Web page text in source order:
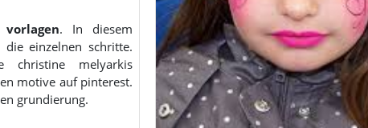
. In diesem
einzelnen schritte.
melyarkis
motive auf pinterest.
grundierung.